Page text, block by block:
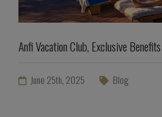
Anfi Vacation Club, Exclusive Benefits
June 25th, 2025 Blog